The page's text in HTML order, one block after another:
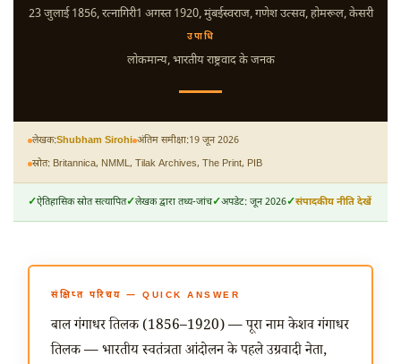
23 जुलाई 1856, रत्नागिरी1 अगस्त 1920, मुंबईस्वराज, गणेश उत्सव, होमरूल, केसरी
उपाधि
लोकमान्य, भारतीय राष्ट्रवाद के जनक
लेखक:Shubham Sirohi अंतिम समीक्षा:19 जून 2026
स्रोत: Britannica, NMML, Tilak Archives, The Print, PIB
ऐतिहासिक स्रोत सत्यापित लेखक द्वारा तथ्य-जांच अपडेट: जून 2026 संपादकीय नीति देखें
संक्षिप्त परिचय — QUICK ANSWER
बाल गंगाधर तिलक (1856–1920) — पूरा नाम केशव गंगाधर
तिलक — भारतीय स्वतंत्रता आंदोलन के पहले उग्रवादी नेता,